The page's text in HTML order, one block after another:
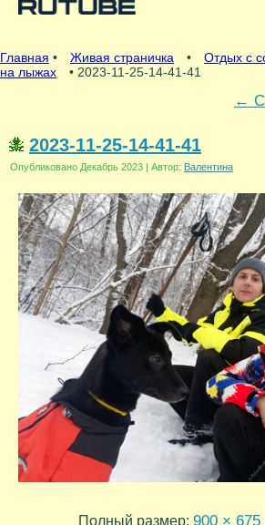
Главная • Живая страничка • Отдых с
на лыжах
• 2023-11-25-14-41-41
←
2023-11-25-14-41-41
Опубликовано Декабрь 2023 | Автор: Валентина
Полный размер: 900 × 675